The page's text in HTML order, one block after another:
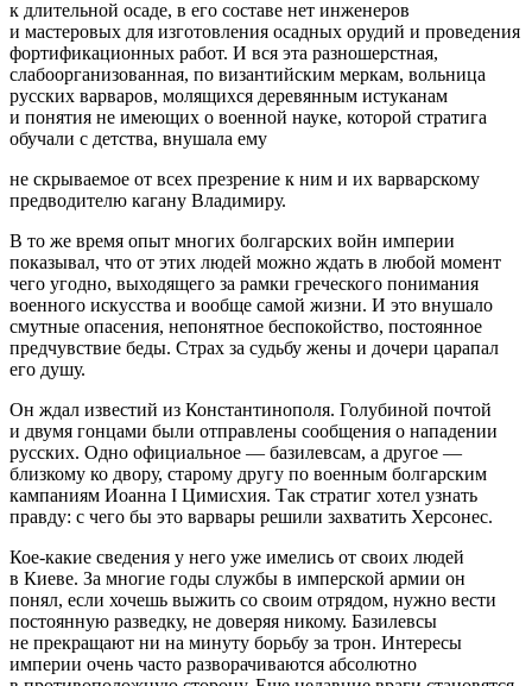
к длительной осаде, в его составе нет инженеров
и мастеровых для изготовления осадных орудий и проведения
фортификационных работ. И вся эта разношерстная,
слабоорганизованная, по византийским меркам, вольница
русских варваров, молящихся деревянным истуканам
и понятия не имеющих о военной науке, которой стратига
обучали с детства, внушала ему
не скрываемое от всех презрение к ним и их варварскому
предводителю кагану Владимиру.
В то же время опыт многих болгарских войн империи
показывал, что от этих людей можно ждать в любой момент
чего угодно, выходящего за рамки греческого понимания
военного искусства и вообще самой жизни. И это внушало
смутные опасения, непонятное беспокойство, постоянное
предчувствие беды. Страх за судьбу жены и дочери царапал
его душу.
Он ждал известий из Константинополя. Голубиной почтой
и двумя гонцами были отправлены сообщения о нападении
русских. Одно официальное — базилевсам, а другое —
близкому ко двору, старому другу по военным болгарским
кампаниям Иоанна I Цимисхия. Так стратиг хотел узнать
правду: с чего бы это варвары решили захватить Херсонес.
Кое-какие сведения у него уже имелись от своих людей
в Киеве. За многие годы службы в имперской армии он
понял, если хочешь выжить со своим отрядом, нужно вести
постоянную разведку, не доверяя никому. Базилевсы
не прекращают ни на минуту борьбу за трон. Интересы
империи очень часто разворачиваются абсолютно